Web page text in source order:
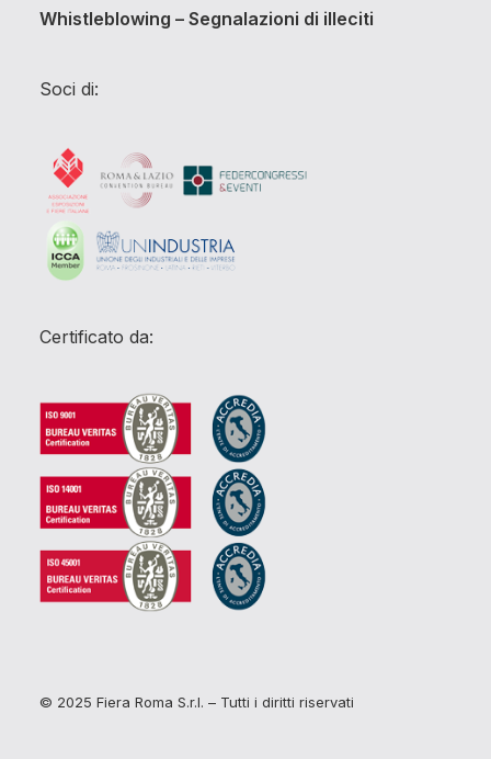
Whistleblowing – Segnalazioni di illeciti
Soci di:
Certificato da:
© 2025 Fiera Roma S.r.l. – Tutti i diritti riservati